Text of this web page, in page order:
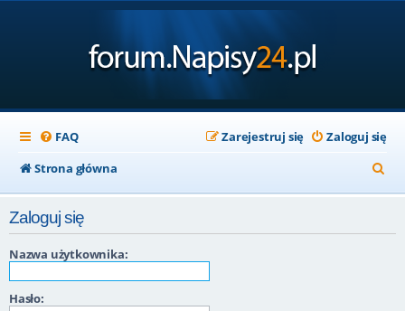
FAQ Zaloguj się
Zarejestruj się
Strona główna
z
Zaloguj się
Nazwa użytkownika:
Hasło: